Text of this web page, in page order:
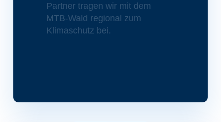
Partner tragen wir mit dem
MTB-Wald regional zum
Klimaschutz bei.